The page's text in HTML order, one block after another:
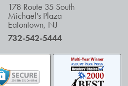
178 Route 35 South
Michael's Plaza
Eatontown, NJ
732-542-5444